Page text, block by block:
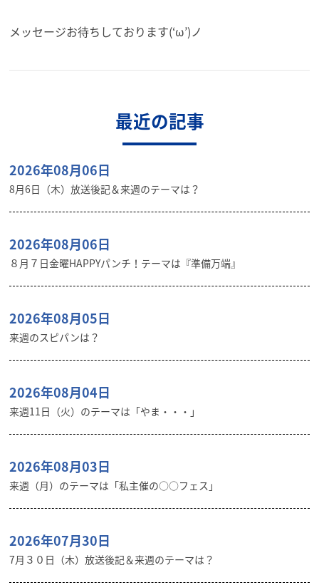
メッセージお待ちしております(‘ω’)ノ
最近の記事
2026年08月06日
8月6日（木）放送後記＆来週のテーマは？
2026年08月06日
８月７日金曜HAPPYパンチ！テーマは『準備万端』
2026年08月05日
来週のスピパンは？
2026年08月04日
来週11日（火）のテーマは「やま・・・」
2026年08月03日
来週（月）のテーマは「私主催の○○フェス」
2026年07月30日
7月３０日（木）放送後記＆来週のテーマは？